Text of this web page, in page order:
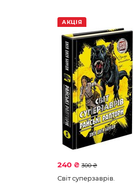
АКЦІЯ
240 ₴ 300 ₴
Світ суперзаврів.